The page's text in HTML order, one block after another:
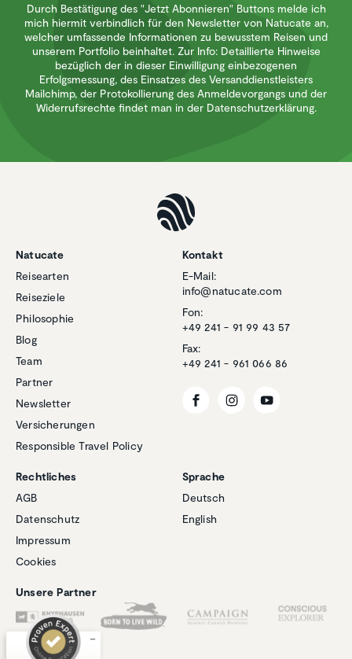
Durch Bestätigung des "Jetzt Abonnieren" Buttons melde ich
mich hiermit verbindlich für den Newsletter von Natucate an,
welcher umfassende Informationen zu bewusstem Reisen und
unserem Portfolio beinhaltet. Zur Info: Detaillierte Hinweise
bezüglich der in dieser Einwilligung einbezogenen
Erfolgsmessung, des Einsatzes des Versanddienstleisters
Mailchimp, der Protokollierung des Anmeldevorgangs und der
Widerrufsrechte findet man in der Datenschutzerklärung.
Natucate
Reisearten
Reiseziele
Philosophie
Blog
Team
Partner
Newsletter
Versicherungen
Responsible Travel Policy
Kontakt
E-Mail:
info@natucate.com
Fon:
+49 241 - 91 99 43 57
Fax:
+49 241 - 961 066 86
Rechtliches
AGB
Datenschutz
Impressum
Cookies
Sprache
Deutsch
English
Unsere Partner
Empfehlungen auf
ProvenExpert.com
4,94
/
5,00